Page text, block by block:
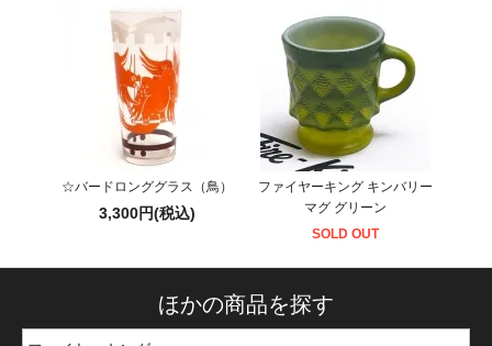
☆バードロンググラス（鳥）
3,300円(税込)
ファイヤーキング キンバリー
マグ グリーン
SOLD OUT
ほかの商品を探す